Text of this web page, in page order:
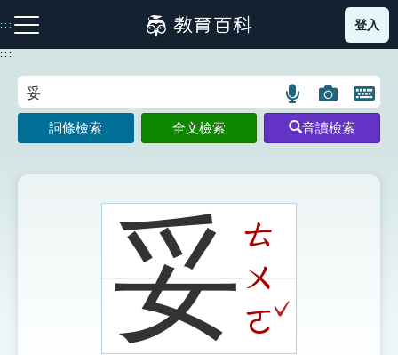
到
主
:::
注音索引圖示 筆畫索引圖示 部首索引表圖示
登入
:::
語
言
搜
示
圖
片
搜
開
鍵
圖
詞條檢索 全文檢索 音讀檢索
妥ㄊ
ㄨ
ㄛ
ˇ